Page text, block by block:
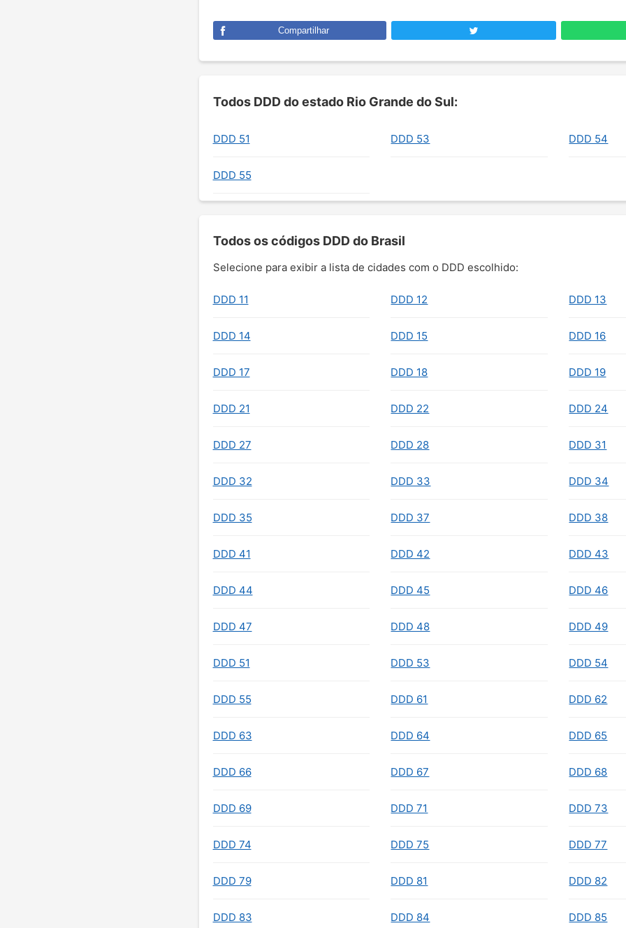
Compartilhar
Todos DDD do estado Rio Grande do Sul:
DDD 51 DDD 53 DDD 54
DDD 55
Todos os códigos DDD do Brasil
Selecione para exibir a lista de cidades com o DDD escolhido:
DDD 11 DDD 12 DDD 13
DDD 14 DDD 15 DDD 16
DDD 17 DDD 18 DDD 19
DDD 21 DDD 22 DDD 24
DDD 27 DDD 28 DDD 31
DDD 32 DDD 33 DDD 34
DDD 35 DDD 37 DDD 38
DDD 41 DDD 42 DDD 43
DDD 44 DDD 45 DDD 46
DDD 47 DDD 48 DDD 49
DDD 51 DDD 53 DDD 54
DDD 55 DDD 61 DDD 62
DDD 63 DDD 64 DDD 65
DDD 66 DDD 67 DDD 68
DDD 69 DDD 71 DDD 73
DDD 74 DDD 75 DDD 77
DDD 79 DDD 81 DDD 82
DDD 83 DDD 84 DDD 85